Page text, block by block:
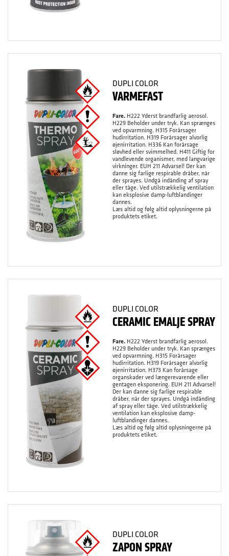
DUPLI COLOR
VARMEFAST
Fare. H222 Yderst brandfarlig aerosol.
H229 Beholder under tryk. Kan sprænges
ved opvarmning. H315 Forårsager
hudirritation. H319 Forårsager alvorlig
øjenirritation. H336 Kan forårsage
sløvhed eller svimmelhed. H411 Giftig for
vandlevende organismer, med langvarige
virkninger. EUH 211 Advarsel! Der kan
danne sig farlige respirable dråber, når
der sprayes. Undgå indånding af spray
eller tåge. Ved utilstrækkelig ventilation
kan eksplosive damp-luftblandinger
dannes.
Læs altid og følg altid oplysningerne på
produktets etiket.
DUPLI COLOR
CERAMIC EMALJE SPRAY
Fare. H222 Yderst brandfarlig aerosol.
H229 Beholder under tryk. Kan sprænges
ved opvarmning. H315 Forårsager
hudirritation. H319 Forårsager alvorlig
øjenirritation. H373 Kan forårsage
organskader ved længerevarende eller
gentagen eksponering. EUH 211 Advarsel!
Der kan danne sig farlige respirable
dråber, når der sprayes. Undgå indånding
af spray eller tåge. Ved utilstrækkelig
ventilation kan eksplosive damp-
luftblandinger dannes.
Læs altid og følg altid oplysningerne på
produktets etiket.
DUPLI COLOR
ZAPON SPRAY